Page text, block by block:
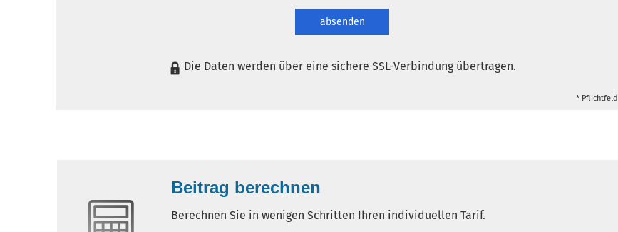
absenden
Die Daten werden über eine sichere SSL-Verbindung übertragen.
* Pflichtfeld
Beitrag berechnen
Berechnen Sie in wenigen Schritten Ihren individuellen Tarif.